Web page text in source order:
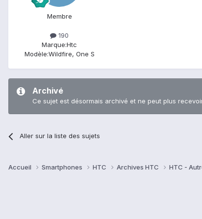
Membre
190
Marque:Htc
Modèle:Wildfire, One S
Archivé
Ce sujet est désormais archivé et ne peut plus
Aller sur la liste des sujets
Accueil Smartphones HTC Archives HTC HTC -